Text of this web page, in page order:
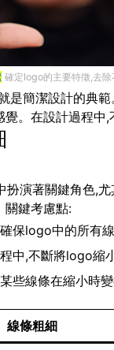
確定logo的主要特徵,去除
是簡潔設計的典
。在設計過程中
演著關鍵角色,
關鍵考慮點:
保logo中的所有
中,不斷將logo縮
些線條在縮小時
線條粗細